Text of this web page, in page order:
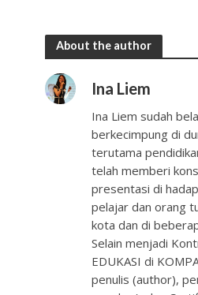
About the author
Ina Liem
Ina Liem sudah
berkecimpung di
terutama
telah memberi
presentasi di
pelajar dan orang
kota dan di
Selain menjadi
EDUKASI di
penulis (author),